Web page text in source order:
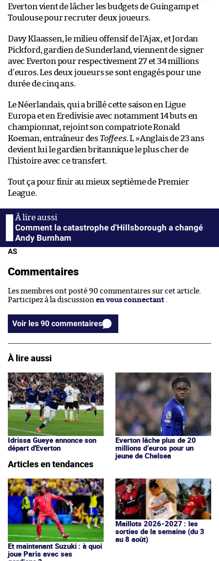
Everton vient de lâcher les budgets de Guingamp et
Toulouse pour recruter deux joueurs.
Davy Klaassen, le milieu offensif de l’Ajax, et Jordan
Pickford, gardien de Sunderland, viennent de signer
avec Everton pour respectivement 27 et 34 millions
d’euros. Les deux joueurs se sont engagés pour une
durée de cinq ans.
Le Néerlandais, qui a brillé cette saison en Ligue
Europa et en Eredivisie avec notamment 14 buts en
championnat, rejoint son compatriote Ronald
Koeman, entraîneur des Toffees. L »Anglais de 23 ans
devient lui le gardien britannique le plus cher de
l’histoire avec ce transfert.
Tout ça pour finir au mieux septième de Premier
League.
Comment la catastrophe d'Hillsborough a changé
Andy Burnham
AS
Commentaires
Les membres ont posté 90 commentaires sur cet article.
Participez à la discussion en vous connectant
Voir les 90 commentaires
À lire aussi
Idrissa Gueye annonce son
départ d'Everton
Everton lâche plus de 20
millions d’euros pour un
jeune de Chelsea
Articles en tendances
Et maintenant Suzuki : à quoi
joue Paris avec ses
Maillots 2026-2027 : les
sorties de la semaine (du 3
au 8 août)